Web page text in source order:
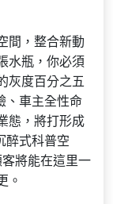
間，整合新動
水瓶，你必須
灰度百分之五
、車主全性命
態，將打形成
醉式科普空
將能在這里一
。